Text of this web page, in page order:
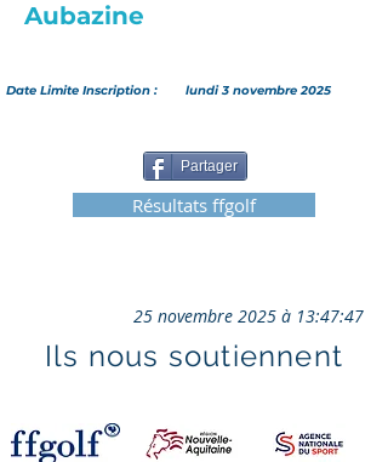
Aubazine
Date Limite Inscription : lundi 3 novembre 2025
Partager
Résultats ffgolf
25 novembre 2025 à 13:47:47
Ils nous soutiennent